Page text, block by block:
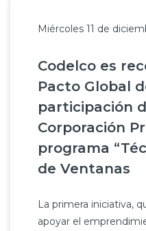
Miércoles 11 de
Codelco es
Pacto Global
participación
Corporación
programa
de Ventanas
La primera iniciativa,
apoyar el